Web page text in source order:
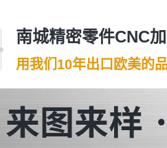
南城精密零件CNC
用我们10年出口欧美的